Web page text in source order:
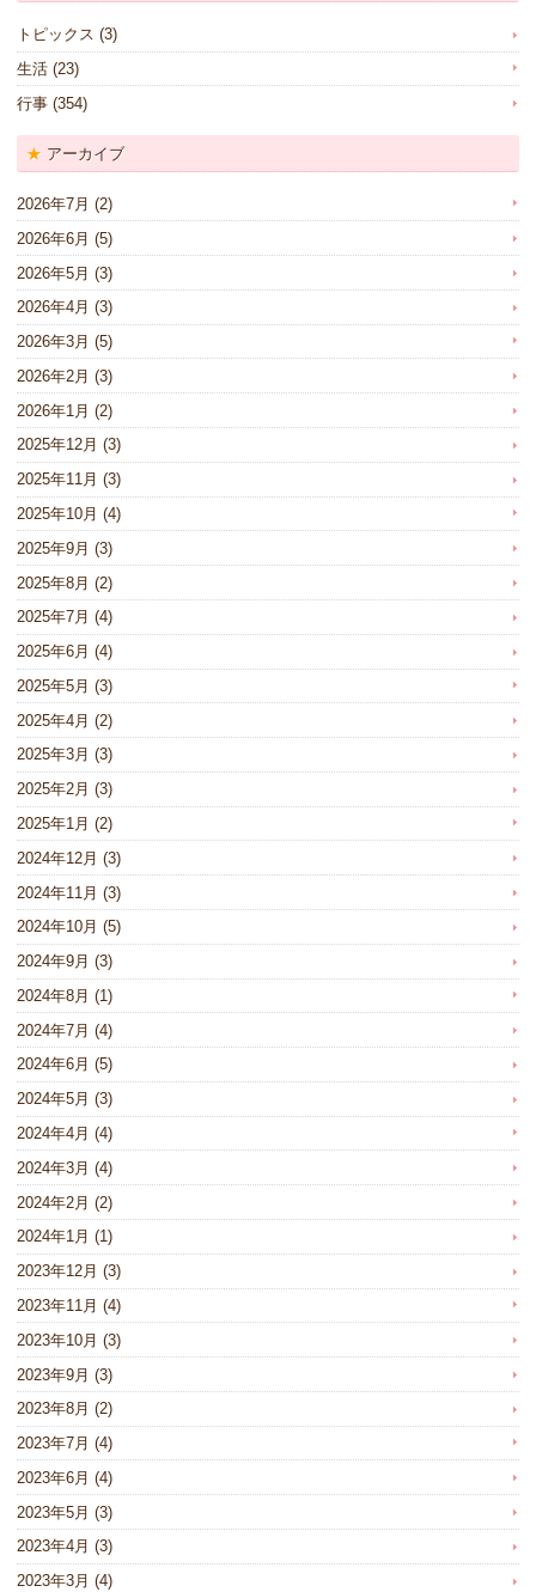
トピックス (3)
生活 (23)
行事 (354)
アーカイブ
2026年7月 (2)
2026年6月 (5)
2026年5月 (3)
2026年4月 (3)
2026年3月 (5)
2026年2月 (3)
2026年1月 (2)
2025年12月 (3)
2025年11月 (3)
2025年10月 (4)
2025年9月 (3)
2025年8月 (2)
2025年7月 (4)
2025年6月 (4)
2025年5月 (3)
2025年4月 (2)
2025年3月 (3)
2025年2月 (3)
2025年1月 (2)
2024年12月 (3)
2024年11月 (3)
2024年10月 (5)
2024年9月 (3)
2024年8月 (1)
2024年7月 (4)
2024年6月 (5)
2024年5月 (3)
2024年4月 (4)
2024年3月 (4)
2024年2月 (2)
2024年1月 (1)
2023年12月 (3)
2023年11月 (4)
2023年10月 (3)
2023年9月 (3)
2023年8月 (2)
2023年7月 (4)
2023年6月 (4)
2023年5月 (3)
2023年4月 (3)
2023年3月 (4)